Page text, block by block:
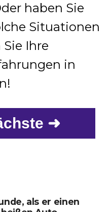
haben Sie
Situationen
Ihre
in
➜
als er einen